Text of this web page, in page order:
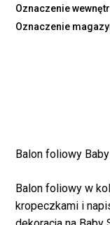
Oznaczenie
Oznaczenie
Balon foliowy
Balon foliowy w
kropeczkami i